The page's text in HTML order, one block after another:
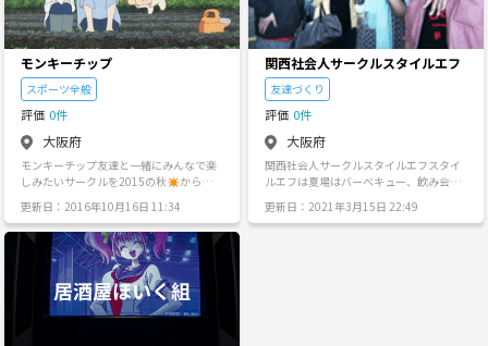
て下さいね。 童心にかえり皆で一緒に盛
り上げてワイワイ楽しく仲良く語り合い
遊びましょう(^∀^)ノ
毎月定期的にイベントを開催。継続的に
同期メンバーと会えるので、自然と友達
関係に！ 〈イベント予定〉 飲み会・ボー
リング・サバゲー・料理会・フットサ
ル・スノボー・たこぱ・日帰り旅行・BB
Qなどを企画 ＊＊＊＊＊＊＊＊＊＊＊＊
＊ ✨9/2土 3期生初飲み会❗️ まったりし
た雰囲気、お酒苦手な方はソフトドリン
クもちろんOK ●場所：梅田駅周辺のお洒
落な居酒屋さん ●時間：18:30～20:30
（途中参加、退出、再参加OK） ●参加費
: 3500円 親睦ゲーム等 ✨8/26日 水鉄砲
合戦！✨‼️ こんな方にオススメ！✨ ◇年
代、職業、性別関係なく 友達がほしい ◇
引っ越しして来たところなので友達がほ
しい ◇出逢いがほしい 参加申請の際は
「ともまる サークル 」で検索かコチラよ
りお問い合わせ下さい☺️
います‼️ 是非、一緒にやりましょ＼(^o^)
／ ※ナンパ行為など、初めて参加される
人同士の連絡先の交換は禁止としていま
す>_<
件 ・飲むのが好きな人！！ ・ナンパなど
目的以外の人！ 他は楽しめたらなんでも
オッケー！^ ^ 場所：天王寺、梅田、京橋
近辺 まだ固定メンバーもいない小さいサ
ークルですが、人数が増えれば、飲み以
外のイベントもして行きたいと考えてい
ます！！ 是非参加お待ちしております^_
^ ☆参加希望の方☆ メッセージに、出
身、年齢、簡単な一言（入りたい理由な
ど^o^）を送って来てください(*^_^*)
モンキーチップ
スポーツ全般
評価 0件
大阪府
モンキーチップ友達と一緒にみんなで楽
しみたいサークルを2015の秋✴から始め
ごせたらと考えてます。 野外活動が少し
多めにしたいです✨公園でシャボン玉や
ピクニック、バトミントンなどの企画を
考えてます！ご興味ある方は参加してく
ださい✨質問もどしどし受付てます。よ
ろしくお願いします(*^^*)
更新日：2016年10月16日 11:34
関西社会人サークルスタイルエフ
友達づくり
評価 0件
大阪府
関西社会人サークルスタイルエフスタイ
ルエフは夏場はバーベキュー、飲み会。
ります。参加される方の平均年齢は約30
代前半です。参加資格は20～49歳までO
更新日：2021年3月15日 22:49